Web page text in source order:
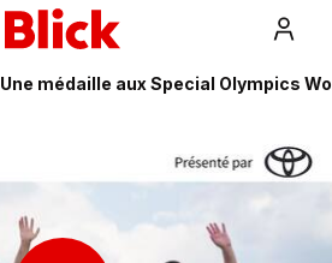
Une médaille aux Special Olympics